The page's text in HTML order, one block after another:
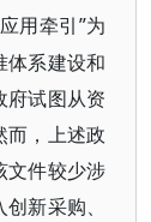
用牵引”为
体系建设和
府试图从资
而，上述政
文件较少涉
新采购、